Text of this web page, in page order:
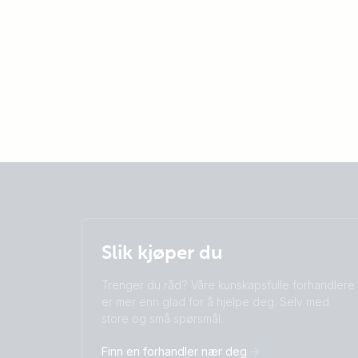
Slik kjøper du
Trenger du råd? Våre kunskapsfulle forhandlere
er mer enn glad for å hjelpe deg. Selv med
store og små spørsmål.
Finn en forhandler nær deg